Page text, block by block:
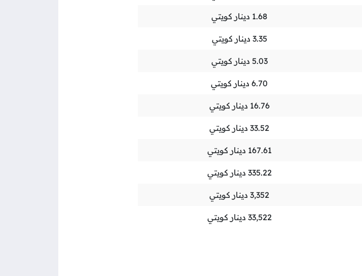
1.68 دينار كويتي
3.35 دينار كويتي
5.03 دينار كويتي
6.70 دينار كويتي
16.76 دينار كويتي
33.52 دينار كويتي
167.61 دينار كويتي
335.22 دينار كويتي
3,352 دينار كويتي
33,522 دينار كويتي